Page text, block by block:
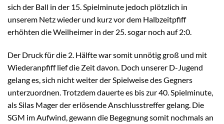
sich der Ball in der 15. Spielminute jedoch plötzlich in
unserem Netz wieder und kurz vor dem Halbzeitpfiff
erhöhten die Weilheimer in der 25. sogar noch auf 2:0.
Der Druck für die 2. Hälfte war somit unnötig groß und mit
Wiederanpfiff lief die Zeit davon. Doch unserer D-Jugend
gelang es, sich nicht weiter der Spielweise des Gegners
unterzuordnen. Trotzdem dauerte es bis zur 40. Spielminute,
als Silas Mager der erlösende Anschlusstreffer gelang. Die
SGM im Aufwind, gewann die Begegnung somit nochmals an